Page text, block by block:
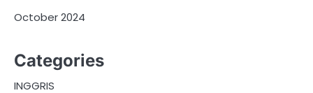
October 2024
Categories
INGGRIS